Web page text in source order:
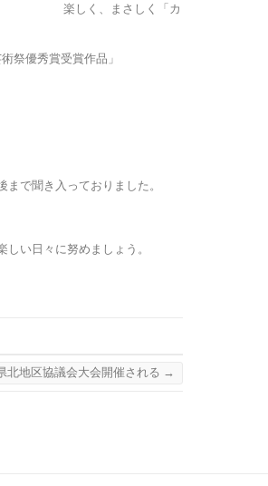
楽しく、まさしく「カ
祭優秀賞受賞作品」
で聞き入っておりました。
い日々に努めましょう。
北地区協議会大会開催される →